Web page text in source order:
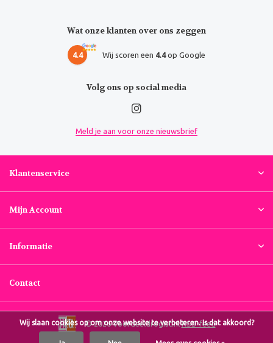
Wat onze klanten over ons zeggen
4.4 Wij scoren een 4.4op Google
Volg ons op social media
Meld je aan voor onze nieuwsbrief
Klantenservice
Mijn Account
Informatie
Contact
© 2026 Voordeeldrogist.nlRSS-feed
Wij slaan cookies op om onze website te verbeteren. Is dat akkoord?